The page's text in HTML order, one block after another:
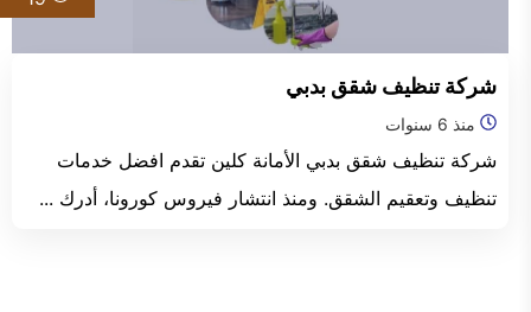
شركة تنظيف شقق بدبي
منذ 6 سنوات
شركة تنظيف شقق بدبي الأمانة كلين تقدم افضل خدمات
تنظيف وتعقيم الشقق. ومنذ انتشار فيروس كورونا، أدرك ...